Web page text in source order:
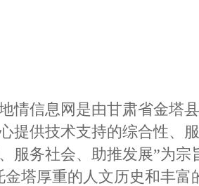
情信息网是由甘肃省金塔
提供技术支持的综合性、
服务社会、助推发展”为宗
金塔厚重的人文历史和丰富